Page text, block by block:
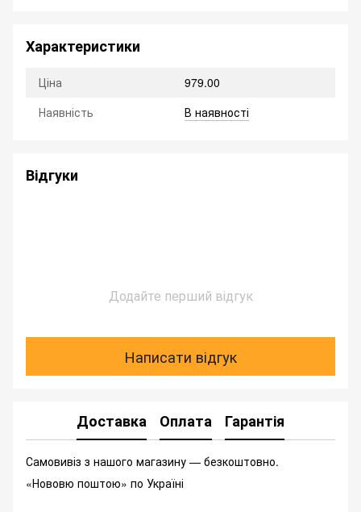
Характеристики
Ціна
979.00
Наявність
В наявності
Відгуки
Додайте перший відгук
Написати відгук
Доставка Оплата Гарантія
Самовивіз з нашого магазину — безкоштовно.
«Нововю поштою» по Україні